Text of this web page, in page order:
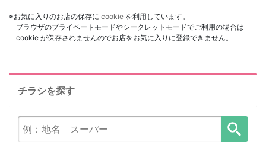
※お気に入りのお店の保存に cookie を利用しています。
ブラウザのプライベートモードやシークレットモードでご利用の場合は
cookie が保存されませんのでお店をお気に入りに登録できません。
チラシを探す